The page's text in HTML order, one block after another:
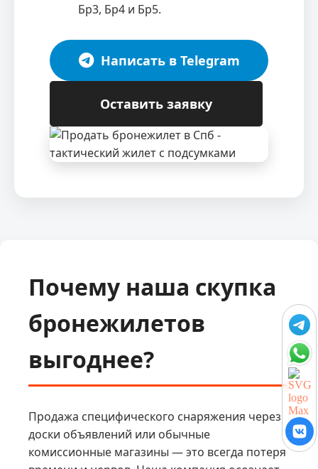
Бр3, Бр4 и Бр5.
Написать в Telegram
Оставить заявку
Почему наша скупка
бронежилетов
выгоднее?
Продажа специфического снаряжения через
доски объявлений или обычные
комиссионные магазины — это всегда потеря